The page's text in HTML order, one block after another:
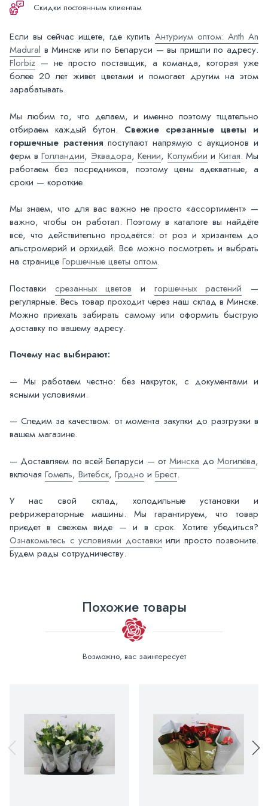
Скидки постоянным клиентам
Если вы сейчас ищете, где купить Антуриум оптом: Anth An
Madural в Минске или по Беларуси — вы пришли по адресу.
Florbiz — не просто поставщик, а команда, которая уже
более 20 лет живёт цветами и помогает другим на этом
зарабатывать.
Мы любим то, что делаем, и именно поэтому тщательно
отбираем каждый бутон. Свежие срезанные цветы и
горшечные растения поступают напрямую с аукционов и
ферм в Голландии, Эквадора, Кении, Колумбии и Китая. Мы
работаем без посредников, поэтому цены адекватные, а
сроки — короткие.
Мы знаем, что для вас важно не просто «ассортимент» —
важно, чтобы он работал. Поэтому в каталоге вы найдёте
всё, что действительно продаётся: от роз и хризантем до
альстромерий и орхидей. Всё можно посмотреть и выбрать
на странице Горшечные цветы оптом.
Поставки срезанных цветов и горшечных растений —
регулярные. Весь товар проходит через наш склад в Минске.
Можно приехать забирать самому или оформить быструю
доставку по вашему адресу.
Почему нас выбирают:
— Мы работаем честно: без накруток, с документами и
ясными условиями.
— Следим за качеством: от момента закупки до разгрузки в
вашем магазине.
— Доставляем по всей Беларуси — отМинска доМогилёва,
включая Гомель, Витебск, Гродно и Брест.
У нас свой склад, холодильные установки и
рефрижераторные машины. Мы гарантируем, что товар
приедет в свежем виде — и в срок. Хотите убедиться?
Ознакомьтесь с условиями доставки или просто позвоните.
Будем рады сотрудничеству.
Похожие товары
Возможно, вас заинтересует